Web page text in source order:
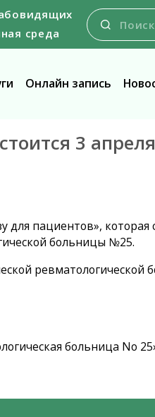
среда
Онлайн запись
3
пациентов», которая
больницы №25.
ревматологической
больница No